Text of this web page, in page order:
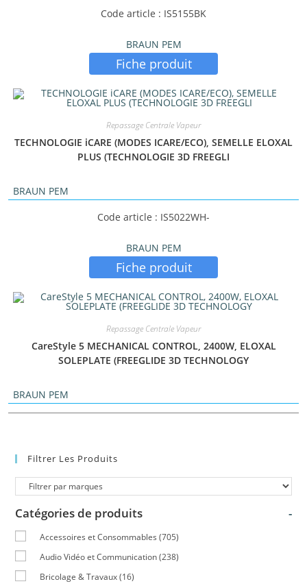
Code article : IS5155BK
BRAUN PEM
Fiche produit
Repassage Centrale Vapeur
TECHNOLOGIE iCARE (MODES ICARE/ECO), SEMELLE ELOXAL
PLUS (TECHNOLOGIE 3D FREEGLI
BRAUN PEM
Code article : IS5022WH-
BRAUN PEM
Fiche produit
Repassage Centrale Vapeur
CareStyle 5 MECHANICAL CONTROL, 2400W, ELOXAL
SOLEPLATE (FREEGLIDE 3D TECHNOLOGY
BRAUN PEM
Filtrer Les Produits
Catégories de produits -
Accessoires et Consommables (705)
Audio Vidéo et Communication (238)
Bricolage & Travaux (16)